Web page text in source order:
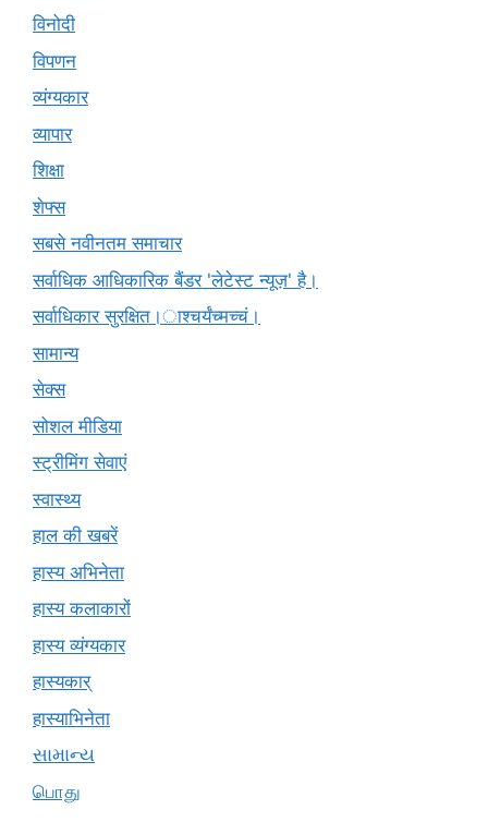
विनोदी
विपणन
व्यंग्यकार
व्यापार
शिक्षा
शेफ्स
सबसे नवीनतम समाचार
सर्वाधिक आधिकारिक बैंडर 'लेटेस्ट न्यूज़' है।
सर्वाधिकार सुरक्षित।ाश्चर्यंच्मच्चं।
सामान्य
सेक्स
सोशल मीडिया
स्ट्रीमिंग सेवाएं
स्वास्थ्य
हाल की खबरें
हास्य अभिनेता
हास्य कलाकारों
हास्य व्यंग्यकार
हास्यकार्
हास्याभिनेता
સામાન્ય
பொது